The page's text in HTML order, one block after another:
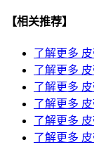
【相关推荐】
了解更多
了解更多
了解更多
了解更多
了解更多
了解更多